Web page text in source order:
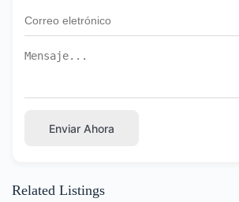
Enviar Ahora
Related Listings